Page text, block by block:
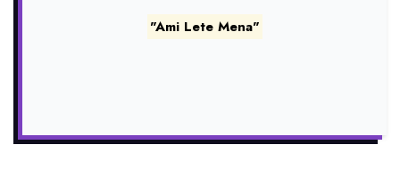
"Ami Lete Mena"